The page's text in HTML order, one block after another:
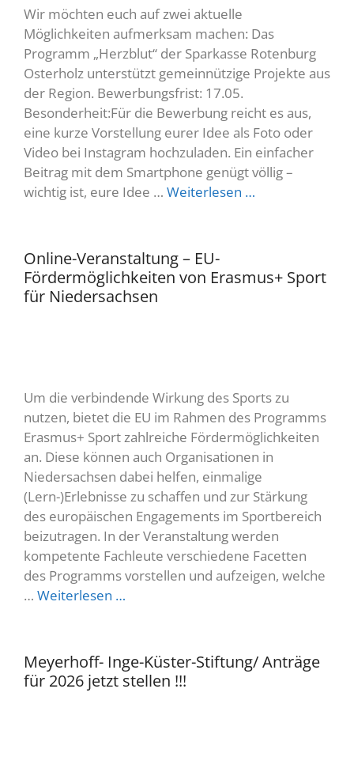
Wir möchten euch auf zwei aktuelle
Möglichkeiten aufmerksam machen: Das
Programm „Herzblut“ der Sparkasse Rotenburg
Osterholz unterstützt gemeinnützige Projekte aus
der Region. Bewerbungsfrist: 17.05.
Besonderheit:Für die Bewerbung reicht es aus,
eine kurze Vorstellung eurer Idee als Foto oder
Video bei Instagram hochzuladen. Ein einfacher
Beitrag mit dem Smartphone genügt völlig –
wichtig ist, eure Idee … Weiterlesen …
Online-Veranstaltung – EU-
Fördermöglichkeiten von Erasmus+ Sport
für Niedersachsen
Um die verbindende Wirkung des Sports zu
nutzen, bietet die EU im Rahmen des Programms
Erasmus+ Sport zahlreiche Fördermöglichkeiten
an. Diese können auch Organisationen in
Niedersachsen dabei helfen, einmalige
(Lern-)Erlebnisse zu schaffen und zur Stärkung
des europäischen Engagements im Sportbereich
beizutragen. In der Veranstaltung werden
kompetente Fachleute verschiedene Facetten
des Programms vorstellen und aufzeigen, welche
… Weiterlesen …
Meyerhoff- Inge-Küster-Stiftung/ Anträge
für 2026 jetzt stellen !!!